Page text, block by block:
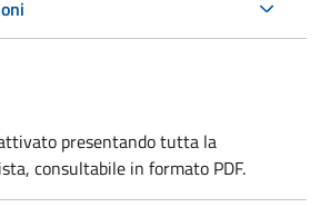
presentando tutta la
consultabile in formato PDF.